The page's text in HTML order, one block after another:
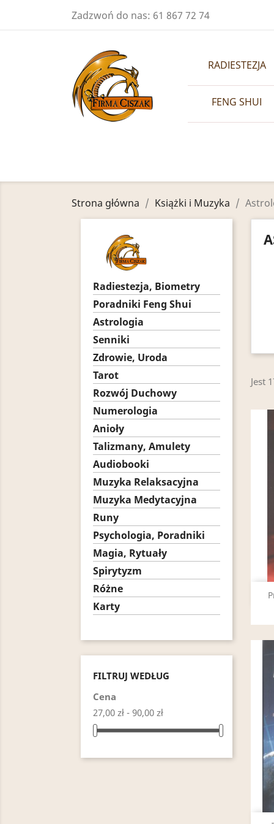
Zadzwoń do nas: 61 867 72 74
RADIESTEZJA
FENG SHUI
Strona główna Książki i Muzyka
Radiestezja, Biometry
Poradniki Feng Shui
Astrologia
Senniki
Zdrowie, Uroda
Tarot
Rozwój Duchowy
Numerologia
Anioły
Talizmany, Amulety
Audiobooki
Muzyka Relaksacyjna
Muzyka Medytacyjna
Runy
Psychologia, Poradniki
Magia, Rytuały
Spirytyzm
Różne
Karty
FILTRUJ WEDŁUG
Cena
27,00 zł - 90,00 zł
Jest